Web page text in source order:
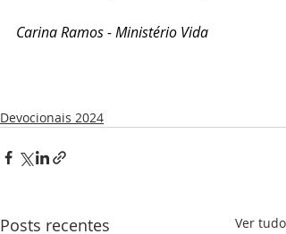
Carina Ramos - Ministério Vida
Devocionais 2024
Posts recentes Ver tudo